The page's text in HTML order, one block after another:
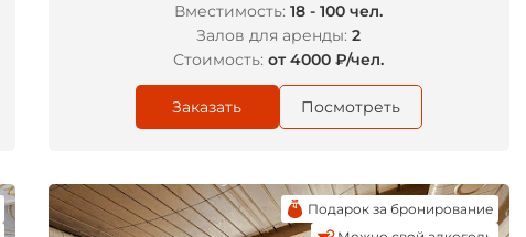
Вместимость:18 - 100 чел.
Залов для аренды:2
Стоимость:от 4000 ₽/чел.
Заказать Посмотреть
Подарок за бронирование